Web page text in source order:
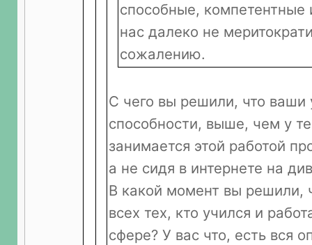
способные, компетентные
нас далеко не
сожалению.
С чего вы решили, что ваши
способности, выше, чем у
занимается этой работой
а не сидя в интернете на
В какой момент вы решили,
всех тех, кто учился и
сфере? У вас что, есть вся